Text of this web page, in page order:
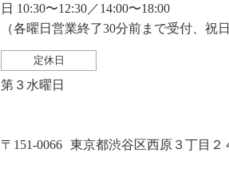
日 10:30〜12:30／14:00〜18:00
（各曜日営業終了30分前まで受付、祝
定休日
第３水曜日
〒151-0066 東京都渋谷区西原３丁目２